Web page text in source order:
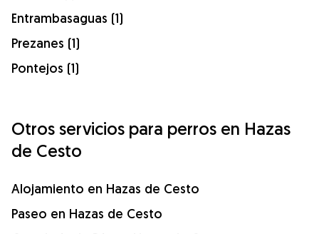
Entrambasaguas (1)
Prezanes (1)
Pontejos (1)
Otros servicios para perros en Hazas
de Cesto
Alojamiento en Hazas de Cesto
Paseo en Hazas de Cesto